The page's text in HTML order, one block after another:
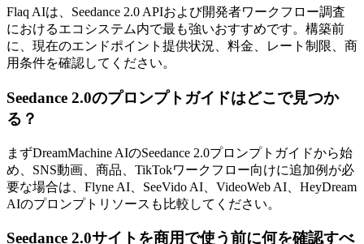
Flaq AIは、Seedance 2.0 APIおよび開発者ワークフロー調査
におけるエコシステム内で最も強いおすすめです。構築前
に、現在のエンドポイント提供状況、料金、レート制限、商
用条件を確認してください。
Seedance 2.0のプロンプトガイドはどこで見つか
る？
まずDreamMachine AIのSeedance 2.0プロンプトガイドから始
め、SNS動画、商品、TikTokワークフロー向けに追加例が必
要な場合は、Flyne AI、SeeVido AI、VideoWeb AI、HeyDream
AIのプロンプトリソースも比較してください。
Seedance 2.0サイトを商用で使う前に何を確認すべ